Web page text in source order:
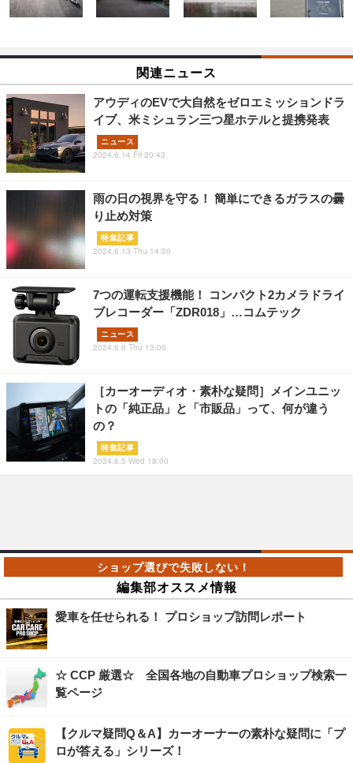
関連ニュース
アウディのEVで大自然をゼロエミッションドラ
イブ、米ミシュラン三つ星ホテルと提携発表
ニュース
2024.6.14 Fri 20:43
雨の日の視界を守る！ 簡単にできるガラスの曇
り止め対策
特集記事
2024.6.13 Thu 14:00
7つの運転支援機能！ コンパクト2カメラドライ
ブレコーダー「ZDR018」…コムテック
ニュース
2024.6.6 Thu 13:00
［カーオーディオ・素朴な疑問］メインユニッ
トの「純正品」と「市販品」って、何が違う
の？
特集記事
2024.6.5 Wed 18:00
編集部オススメ情報
愛車を任せられる！ プロショップ訪問レポート
☆ CCP 厳選☆ 全国各地の自動車プロショップ検索一
覧ページ
【クルマ疑問Q＆A】カーオーナーの素朴な疑問に「プ
ロが答える」シリーズ！